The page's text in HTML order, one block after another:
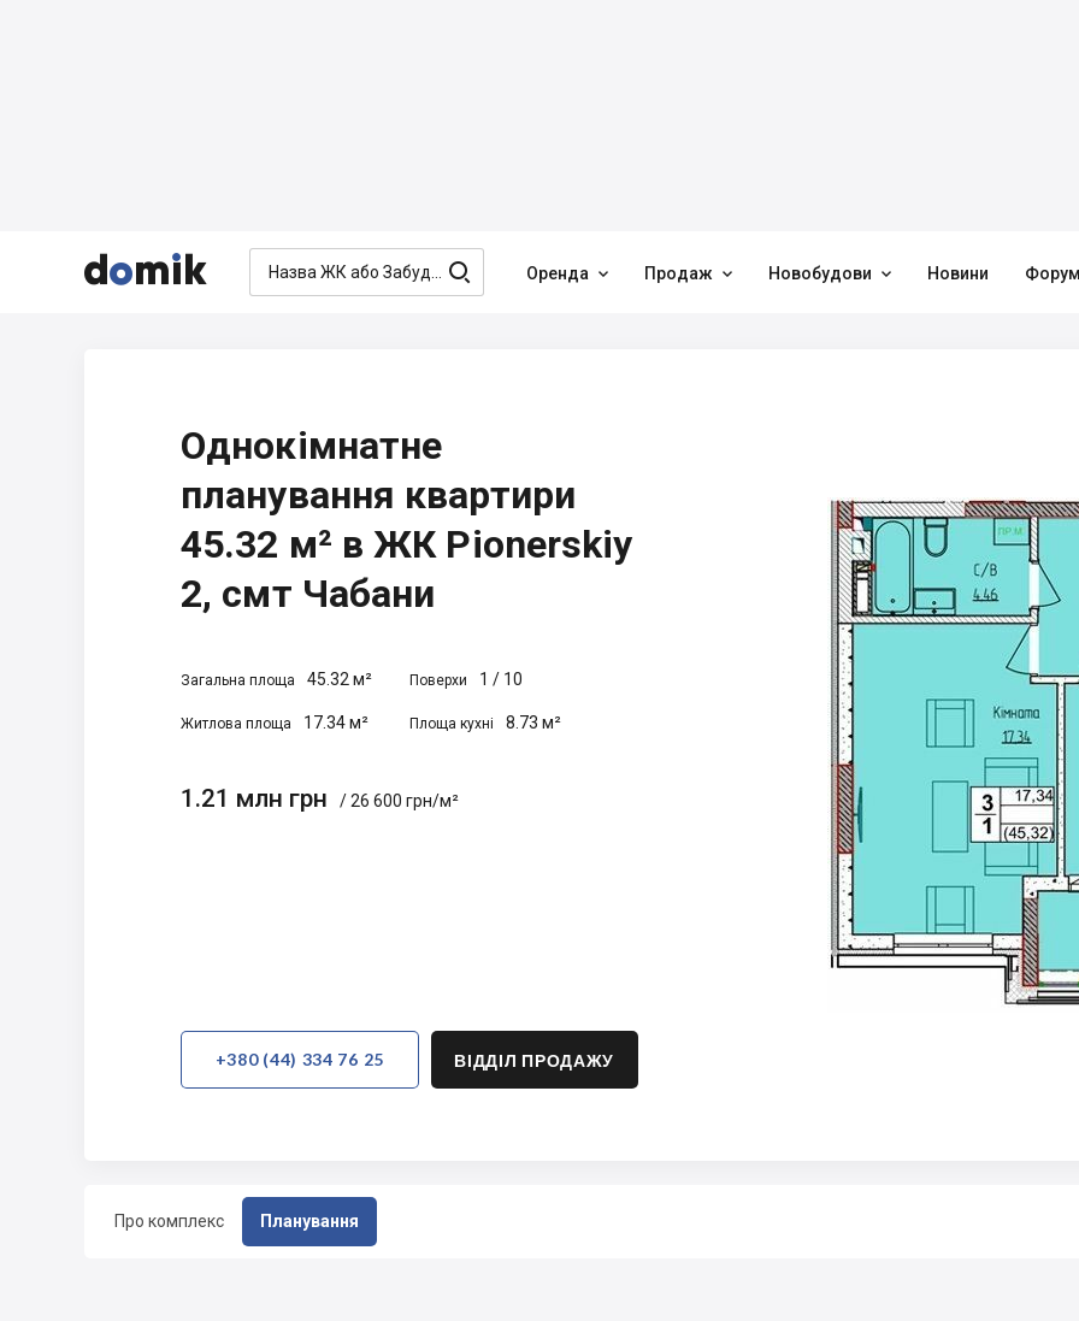


  Оренда  Продаж  Новобудови  Новини
Про комплекс Планування
Однокімнатне
планування квартири
45.32 м² в ЖК Pionerskiy
2, смт Чабани
Загальна площа 45.32 м² Поверхи 1 / 10
Житлова площа 17.34 м² Площа кухні 8.73 м²
1.21 млн грн / 26 600 грн/м²
+380 (44) 334 76 25 ВІДДІЛ ПРОДАЖУ